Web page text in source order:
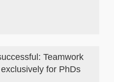
Teamwork
for PhDs